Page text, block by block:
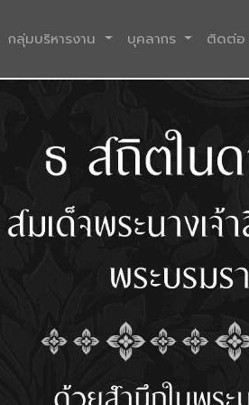
กลุ่มบริหารงาน บุคลากร ติดต่อ